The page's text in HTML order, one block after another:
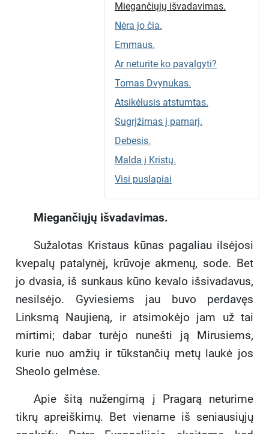
Miegančiųjų išvadavimas.
Nėra jo čia.
Emmaus.
Ar neturite ko pavalgyti?
Tomas Dvynukas.
Atsikėlusis atstumtas.
Sugrįžimas į pamarį.
Debesis.
Malda į Kristų.
Visi puslapiai
Miegančiųjų išvadavimas.
Sužalotas Kristaus kūnas pagaliau ilsėjosi
kvepalų patalynėj, krūvoje akmenų, sode. Bet
jo dvasia, iš sunkaus kūno kevalo išsivadavus,
nesilsėjo. Gyviesiems jau buvo perdavęs
Linksmą Naujieną, ir atsimokėjo jam už tai
mirtimi; dabar turėjo nunešti ją Mirusiems,
kurie nuo amžių ir tūkstančių metų laukė jos
Sheolo gelmėse.
Apie šitą nužengimą į Pragarą neturime
tikrų apreiškimų. Bet viename iš seniausiųjų